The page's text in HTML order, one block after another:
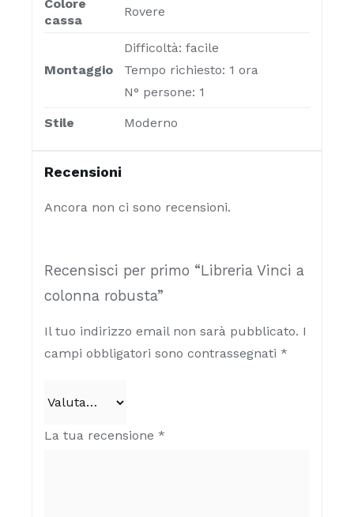
Colore
cassa
Rovere
Montaggio
Difficoltà: facile
Tempo richiesto: 1 ora
N° persone: 1
Stile Moderno
Recensioni
Ancora non ci sono recensioni.
Recensisci per primo “Libreria Vinci a
colonna robusta”
Il tuo indirizzo email non sarà pubblicato. I
campi obbligatori sono contrassegnati *
La tua recensione *